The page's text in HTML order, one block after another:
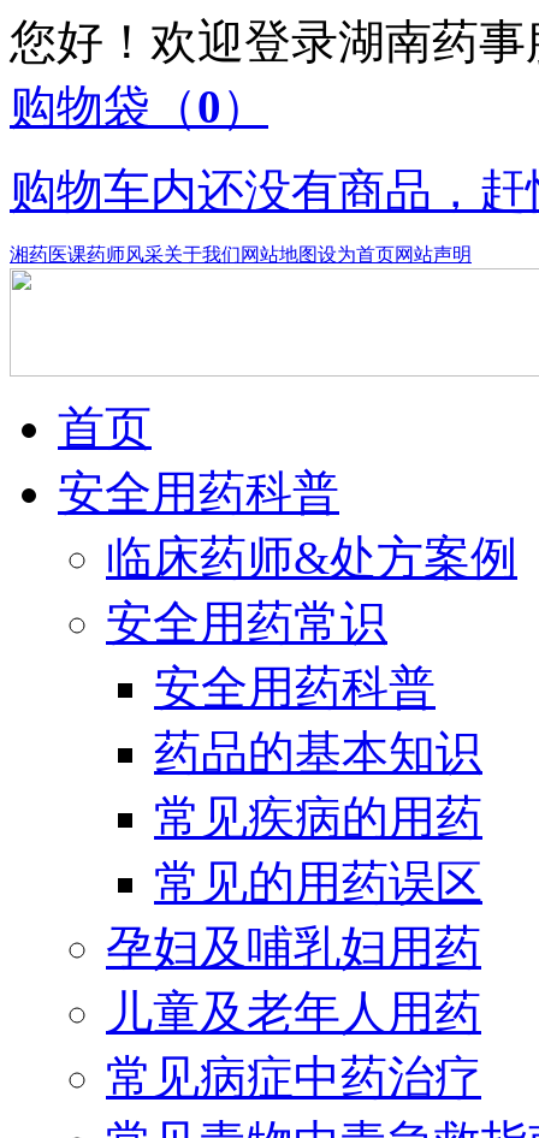
您好！欢迎登录湖南药
购物袋 （0）
购物车内还没有商品，
湘药医课药师风采关于我们网站地图设为首页网站声明
首页
安全用药科普
临床药师&处方案例
安全用药常识
安全用药科普
药品的基本知识
常见疾病的用药
常见的用药误区
孕妇及哺乳妇用药
儿童及老年人用药
常见病症中药治疗